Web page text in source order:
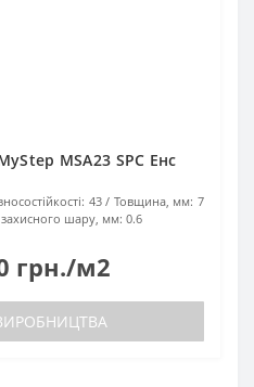
MSA23 SPC Енс
43 Товщина, мм: 7
шару, мм: 0.6
грн./м2